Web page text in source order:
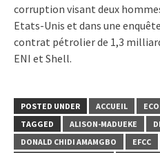
corruption visant deux
Etats-Unis et dans une
contrat pétrolier de 1,3
ENI et Shell.
POSTED UNDER ACCUEIL
TAGGED
ALISON-MADUEKE
DONALD CHIDI AMAMGBO
EFCC